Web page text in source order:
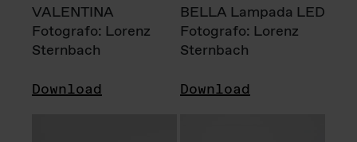
VALENTINA
Fotografo: Lorenz
Sternbach
Download
BELLA Lampada LED
Fotografo: Lorenz
Sternbach
Download